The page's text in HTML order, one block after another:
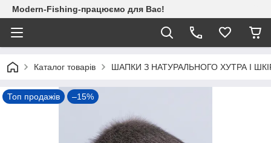
Modern-Fishing-працюємо для Вас!
Каталог товарів ШАПКИ З НАТУРАЛЬНОГО ХУТРА І
Топ продажів –15%